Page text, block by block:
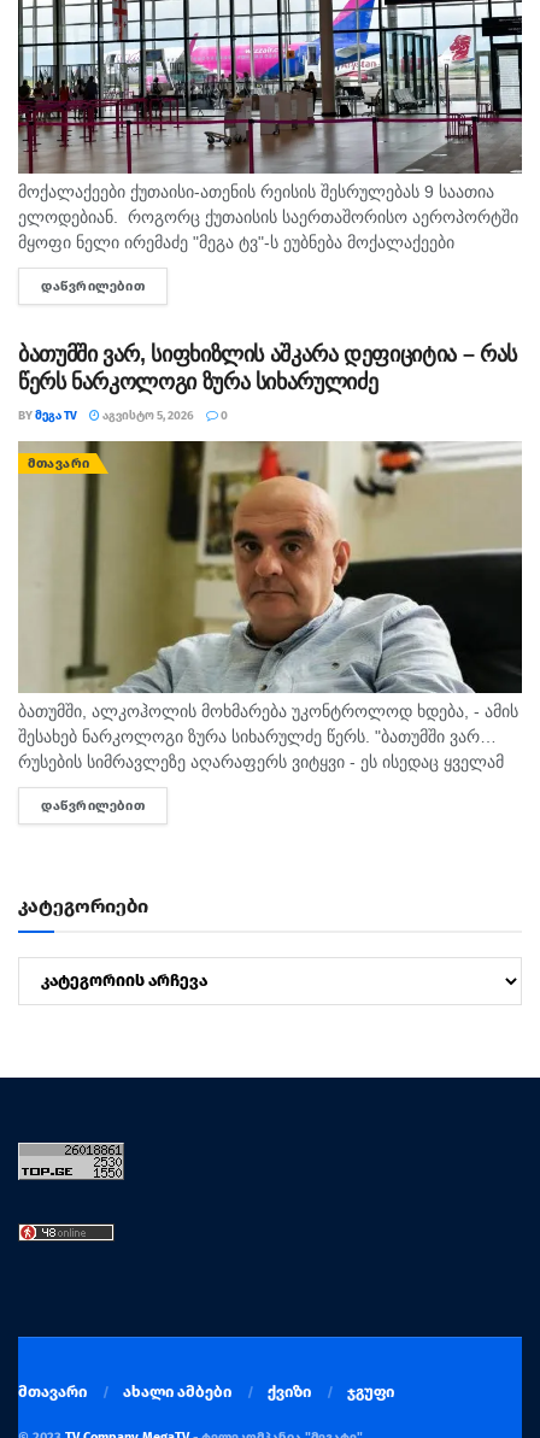
მოქალაქეები ქუთაისი-ათენის რეისის შესრულებას 9 საათია
ელოდებიან. როგორც ქუთაისის საერთაშორისო აეროპორტში
მყოფი ნელი ირემაძე "მეგა ტვ"-ს ეუბნება მოქალაქეები
შუაღამის შემდეგ ელოდებიან რეისს, თუმცა მათი ფრენა უკვე
ორჯერ გადაიდო. მისივე თქმით...
ᲓᲐᲬᲕᲠᲘᲚᲔᲑᲘᲗ
ბათუმში ვარ, სიფხიზლის აშკარა დეფიციტია – რას
წერს ნარკოლოგი ზურა სიხარულიძე
BYᲛᲔᲒᲐ TV ᲐᲒᲕᲘᲡᲢᲝ 5, 2026 0
ᲛᲗᲐᲕᲐᲠᲘ
ბათუმში, ალკოჰოლის მოხმარება უკონტროლოდ ხდება, - ამის
შესახებ ნარკოლოგი ზურა სიხარულძე წერს. "ბათუმში ვარ…
რუსების სიმრავლეზე აღარაფერს ვიტყვი - ეს ისედაც ყველამ
იცის. მინდა სხვა, უფრო მნიშვნელოვანი საკითხი
გამოვყო.პირველი, რაც თვალში...
ᲓᲐᲬᲕᲠᲘᲚᲔᲑᲘᲗ
კატეგორიები
კატეგორიები
მთავარი ახალი ამბები ქვიზი ჯგუფი